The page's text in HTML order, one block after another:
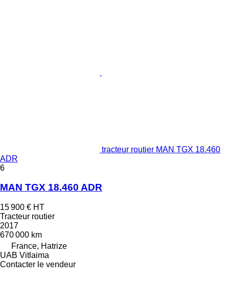
tracteur routier MAN TGX 18.460
ADR
6
MAN TGX 18.460 ADR
15 900 € HT
Tracteur routier
2017
670 000 km
France, Hatrize
UAB Vitlaima
Contacter le vendeur